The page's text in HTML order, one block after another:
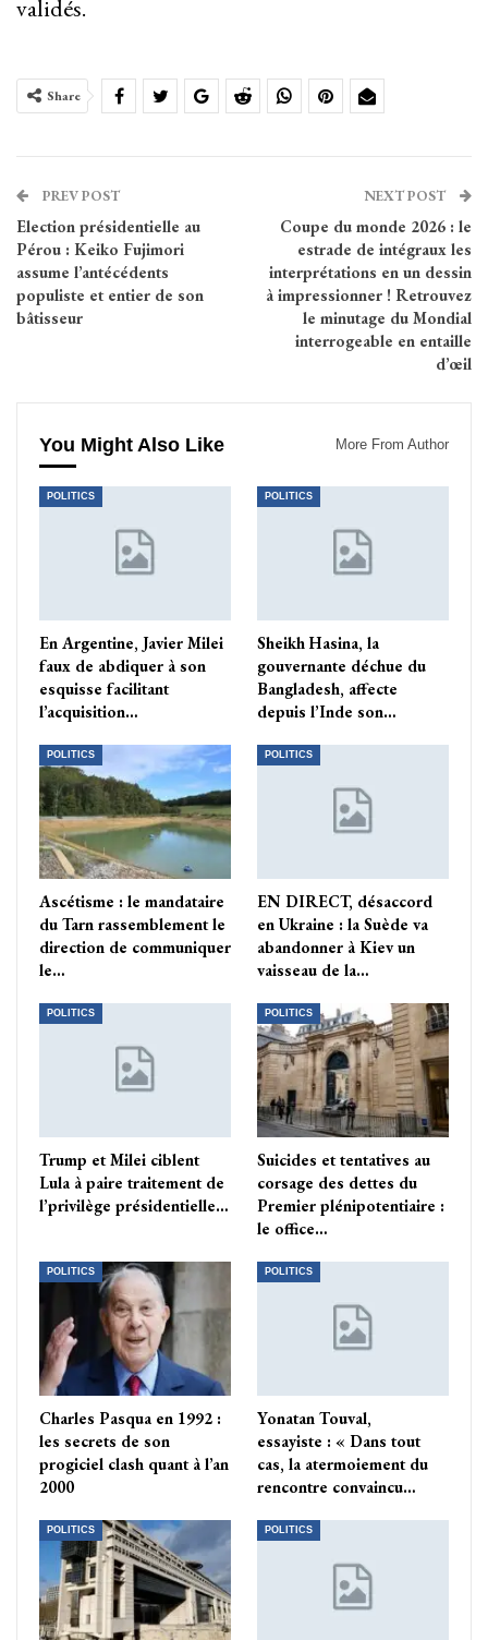
validés.
Share
PREV POST
Election présidentielle au
Pérou : Keiko Fujimori
assume l’antécédents
populiste et entier de son
bâtisseur
NEXT POST
Coupe du monde 2026 : le
estrade de intégraux les
interprétations en un dessin
à impressionner ! Retrouvez
le minutage du Mondial
interrogeable en entaille
d’œil
You Might Also Like More From Author
POLITICS
En Argentine, Javier Milei
faux de abdiquer à son
esquisse facilitant
l’acquisition…
POLITICS
Sheikh Hasina, la
gouvernante déchue du
Bangladesh, affecte
depuis l’Inde son…
POLITICS
Ascétisme : le mandataire
du Tarn rassemblement le
direction de communiquer
le…
POLITICS
EN DIRECT, désaccord
en Ukraine : la Suède va
abandonner à Kiev un
vaisseau de la…
POLITICS
Trump et Milei ciblent
Lula à paire traitement de
l’privilège présidentielle…
POLITICS
Suicides et tentatives au
corsage des dettes du
Premier plénipotentiaire :
le office…
POLITICS
Charles Pasqua en 1992 :
les secrets de son
progiciel clash quant à l’an
2000
POLITICS
Yonatan Touval,
essayiste : « Dans tout
cas, la atermoiement du
rencontre convaincu…
POLITICS POLITICS